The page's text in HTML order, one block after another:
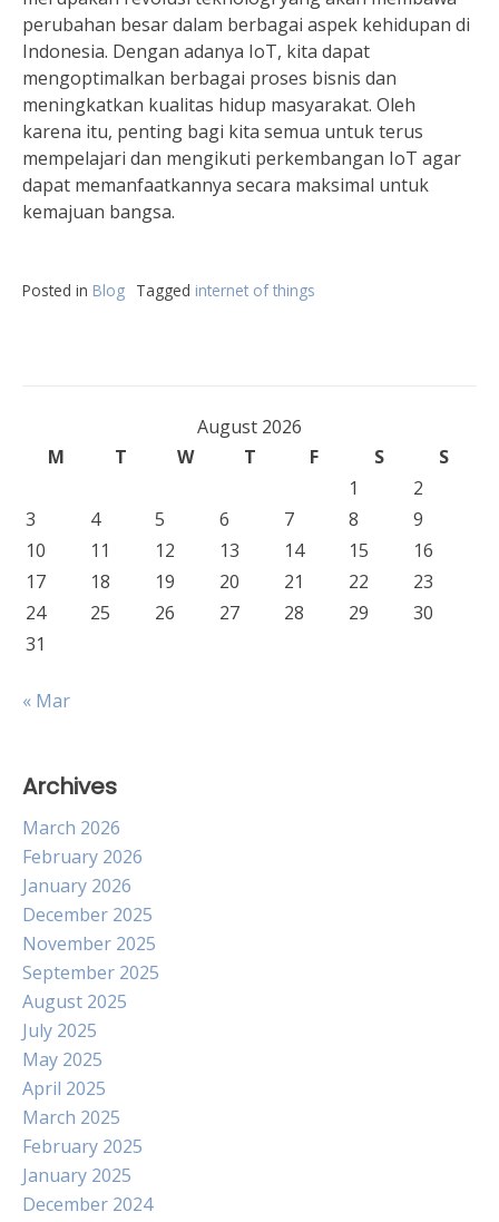
perubahan besar dalam berbagai aspek kehidupan di
Indonesia. Dengan adanya IoT, kita dapat
mengoptimalkan berbagai proses bisnis dan
meningkatkan kualitas hidup masyarakat. Oleh
karena itu, penting bagi kita semua untuk terus
mempelajari dan mengikuti perkembangan IoT agar
dapat memanfaatkannya secara maksimal untuk
kemajuan bangsa.
Posted in Blog Tagged internet of things
August 2026
M
T W T F S
S
1
2
3
4 5 6 7 8
9
10
11 12 13 14 15
16
17
18 19 20 21 22
23
24
25 26 27 28 29
30
31
« Mar
Archives
March 2026
February 2026
January 2026
December 2025
November 2025
September 2025
August 2025
July 2025
May 2025
April 2025
March 2025
February 2025
January 2025
December 2024